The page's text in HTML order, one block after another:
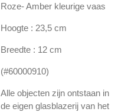
Roze- Amber kleurige vaas
Hoogte : 23,5 cm
Breedte : 12 cm
(#60000910)
Alle objecten zijn ontstaan in
de eigen glasblazerij van het